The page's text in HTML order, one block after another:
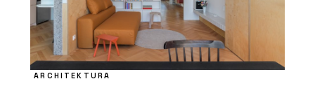
ARCHITEKTURA